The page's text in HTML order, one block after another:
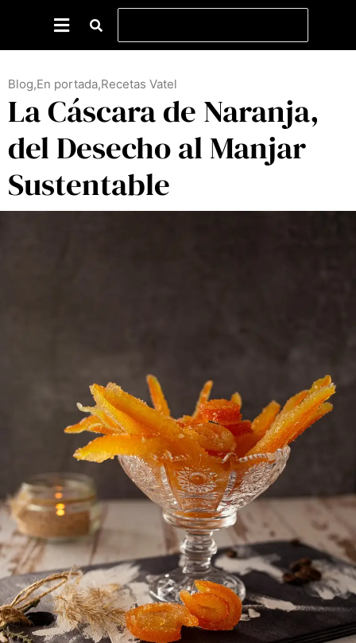
Blog,En portada,Recetas Vatel
La Cáscara de Naranja,
del Desecho al Manjar
Sustentable